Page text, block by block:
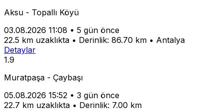
Aksu - Topallı Köyü
03.08.2026 11:08 • 5 gün önce
22.5 km uzaklıkta • Derinlik: 86.70 km • Antalya
Detaylar
1.9
Muratpaşa - Çaybaşı
05.08.2026 15:52 • 3 gün önce
22.7 km uzaklıkta • Derinlik: 7.00 km